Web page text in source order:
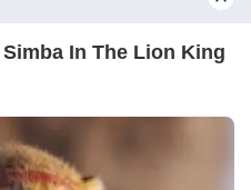
Aktien:
Hotels.com RWE
In The Lion King